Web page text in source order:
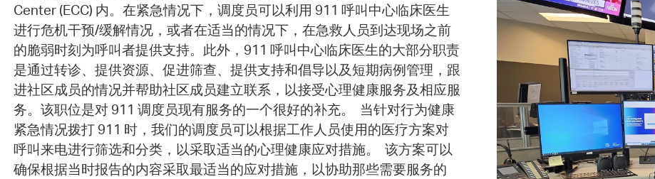
Center (ECC) 内。在紧急情况下，调度员可以利用 911 呼叫中心临床医生
进行危机干预/缓解情况，或者在适当的情况下，在急救人员到达现场之前
的脆弱时刻为呼叫者提供支持。此外，911 呼叫中心临床医生的大部分职责
是通过转诊、提供资源、促进筛查、提供支持和倡导以及短期病例管理，跟
进社区成员的情况并帮助社区成员建立联系，以接受心理健康服务及相应服
务。该职位是对 911 调度员现有服务的一个很好的补充。 当针对行为健康
紧急情况拨打 911 时，我们的调度员可以根据工作人员使用的医疗方案对
呼叫来电进行筛选和分类，以采取适当的心理健康应对措施。 该方案可以
确保根据当时报告的内容采取最适当的应对措施，以协助那些需要服务的